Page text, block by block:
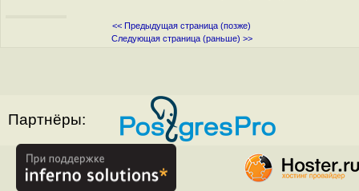
<< Предыдущая страница (позже)
Следующая страница (раньше) >>
Партнёры: